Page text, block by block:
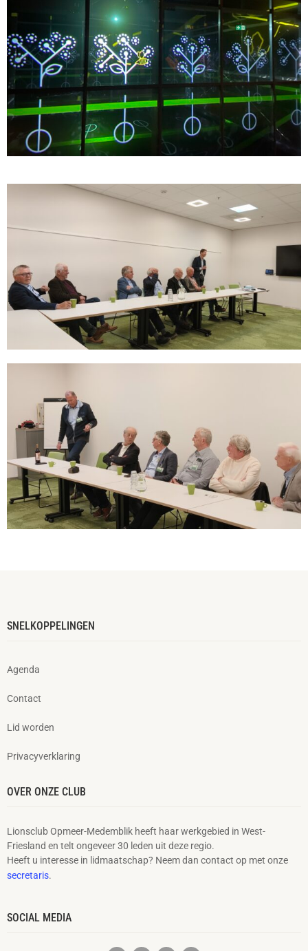
SNELKOPPELINGEN
Agenda
Contact
Lid worden
Privacyverklaring
OVER ONZE CLUB
Lionsclub Opmeer-Medemblik heeft haar werkgebied in West-
Friesland en telt ongeveer 30 leden uit deze regio.
Heeft u interesse in lidmaatschap? Neem dan contact op met onze
secretaris.
SOCIAL MEDIA